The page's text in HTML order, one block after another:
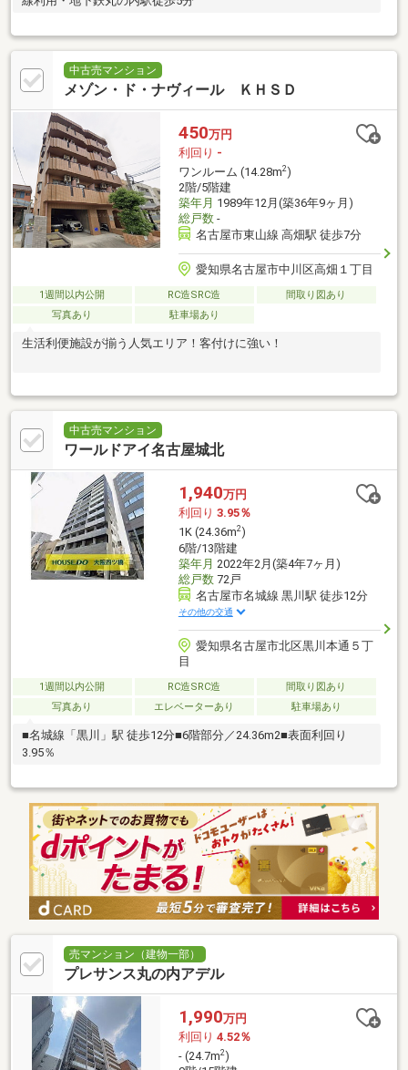
中古売マンション
メゾン・ド・ナヴィール ＫＨＳＤ
450万円
利回り -
ワンルーム (14.28m2)
2階/5階建
築年月 1989年12月(築36年9ヶ月)
総戸数-
名古屋市東山線 高畑駅 徒歩7分
愛知県名古屋市中川区高畑１丁目
1週間以内公開 RC造SRC造
間取り図あり
写真あり
駐車場あり
生活利便施設が揃う人気エリア！客付けに強い！
中古売マンション
ワールドアイ名古屋城北
1,940万円
利回り 3.95％
1K (24.36m2)
6階/13階建
築年月 2022年2月(築4年7ヶ月)
総戸数72戸
名古屋市名城線 黒川駅 徒歩12分
その他の交通
愛知県名古屋市北区黒川本通５丁
目
1週間以内公開 RC造SRC造
間取り図あり
写真あり
エレベーターあり 駐車場あり
■名城線「黒川」駅 徒歩12分■6階部分／24.36m2■表面利回り
3.95％
売マンション（建物一部）
プレサンス丸の内アデル
1,990万円
利回り 4.52％
- (24.7m2)